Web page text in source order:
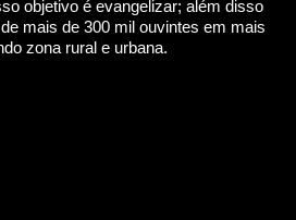
objetivo é evangelizar; além disso
mais de 300 mil ouvintes em mais
zona rural e urbana.